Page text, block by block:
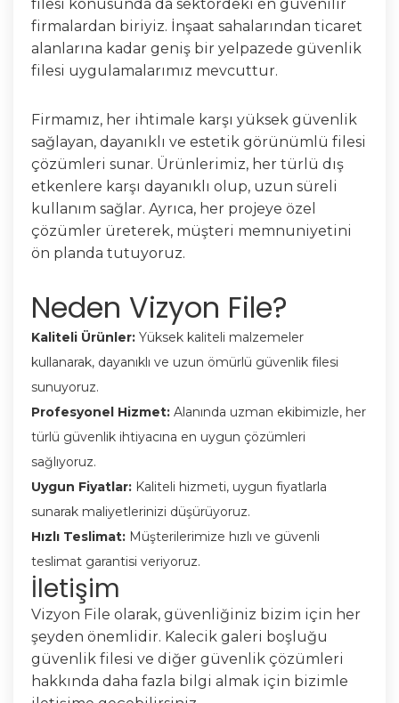
filesi konusunda da sektördeki en güvenilir
firmalardan biriyiz. İnşaat sahalarından ticaret
alanlarına kadar geniş bir yelpazede güvenlik
filesi uygulamalarımız mevcuttur.
Firmamız, her ihtimale karşı yüksek güvenlik
sağlayan, dayanıklı ve estetik görünümlü filesi
çözümleri sunar. Ürünlerimiz, her türlü dış
etkenlere karşı dayanıklı olup, uzun süreli
kullanım sağlar. Ayrıca, her projeye özel
çözümler üreterek, müşteri memnuniyetini
ön planda tutuyoruz.
Neden Vizyon File?
Kaliteli Ürünler: Yüksek kaliteli malzemeler
kullanarak, dayanıklı ve uzun ömürlü güvenlik filesi
sunuyoruz.
Profesyonel Hizmet: Alanında uzman ekibimizle, her
türlü güvenlik ihtiyacına en uygun çözümleri
sağlıyoruz.
Uygun Fiyatlar: Kaliteli hizmeti, uygun fiyatlarla
sunarak maliyetlerinizi düşürüyoruz.
Hızlı Teslimat: Müşterilerimize hızlı ve güvenli
teslimat garantisi veriyoruz.
İletişim
Vizyon File olarak, güvenliğiniz bizim için her
şeyden önemlidir. Kalecik galeri boşluğu
güvenlik filesi ve diğer güvenlik çözümleri
hakkında daha fazla bilgi almak için bizimle